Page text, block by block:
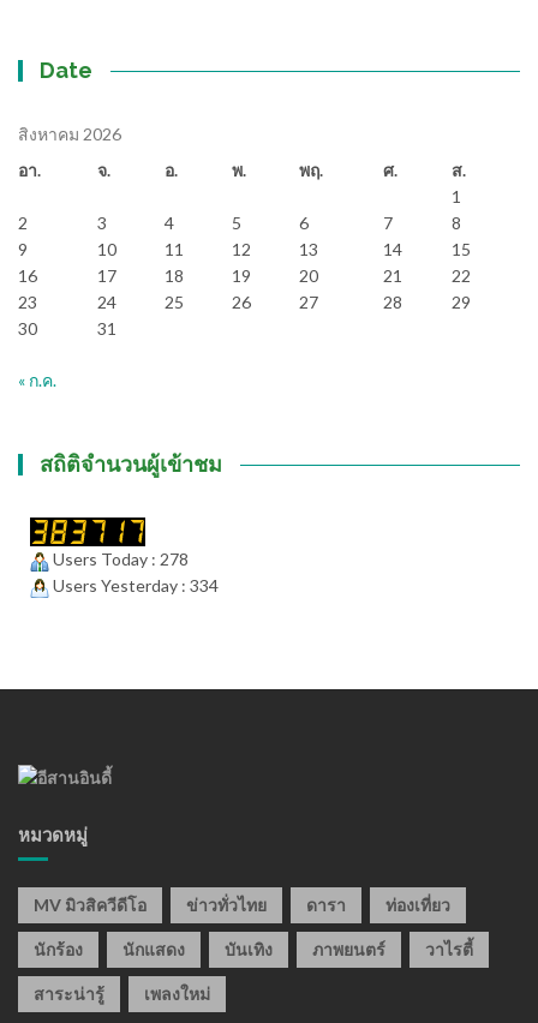
Date
สิงหาคม 2026
อา.
จ. อ. พ. พฤ. ศ.
ส.
1
2
3 4 5 6 7
8
9
10 11 12 13 14
15
16
17 18 19 20 21
22
23
24 25 26 27 28
29
30
31
« ก.ค.
สถิติจำนวนผู้เข้าชม
Users Today : 278
Users Yesterday : 334
หมวดหมู่
MV มิวสิควีดีโอ ข่าวทั่วไทย ดารา ท่องเที่ยว
นักร้อง นักแสดง บันเทิง ภาพยนตร์ วาไรตี้
สาระน่ารู้ เพลงใหม่